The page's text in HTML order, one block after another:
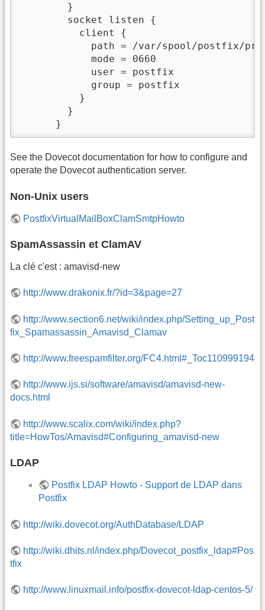
        }
        socket listen {
          client {
path = /var/spool/postfix/
            mode = 0660
            user = postfix
            group = postfix
          }
        }
      }
See the Dovecot documentation for how to configure and
operate the Dovecot authentication server.
Non-Unix users
PostfixVirtualMailBoxClamSmtpHowto
SpamAssassin et ClamAV
La clé c'est : amavisd-new
http://www.drakonix.fr/?id=3&page=27
http://www.section6.net/wiki/index.php/Setting_up_Post
fix_Spamassassin_Amavisd_Clamav
http://www.freespamfilter.org/FC4.html#_Toc110999194
http://www.ijs.si/software/amavisd/amavisd-new-
docs.html
http://www.scalix.com/wiki/index.php?
title=HowTos/Amavisd#Configuring_amavisd-new
LDAP
Postfix LDAP Howto - Support de LDAP dans
Postfix
http://wiki.dovecot.org/AuthDatabase/LDAP
http://wiki.dhits.nl/index.php/Dovecot_postfix_ldap#Pos
tfix
http://www.linuxmail.info/postfix-dovecot-ldap-centos-5/